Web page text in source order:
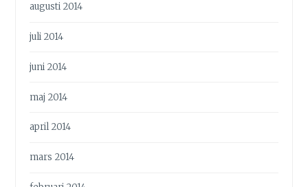
augusti 2014
juli 2014
juni 2014
maj 2014
april 2014
mars 2014